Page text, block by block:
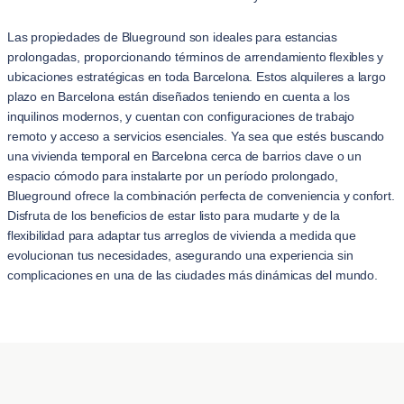
Las propiedades de Blueground son ideales para estancias
prolongadas, proporcionando términos de arrendamiento flexibles y
ubicaciones estratégicas en toda Barcelona. Estos alquileres a largo
plazo en Barcelona están diseñados teniendo en cuenta a los
inquilinos modernos, y cuentan con configuraciones de trabajo
remoto y acceso a servicios esenciales. Ya sea que estés buscando
una vivienda temporal en Barcelona cerca de barrios clave o un
espacio cómodo para instalarte por un período prolongado,
Blueground ofrece la combinación perfecta de conveniencia y confort.
Disfruta de los beneficios de estar listo para mudarte y de la
flexibilidad para adaptar tus arreglos de vivienda a medida que
evolucionan tus necesidades, asegurando una experiencia sin
complicaciones en una de las ciudades más dinámicas del mundo.